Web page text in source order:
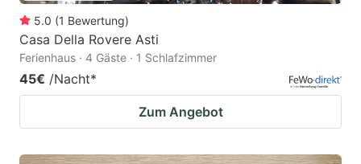
5.0 (1 Bewertung)
Casa Della Rovere Asti
Ferienhaus · 4 Gäste · 1 Schlafzimmer
45€ /Nacht*
Zum Angebot